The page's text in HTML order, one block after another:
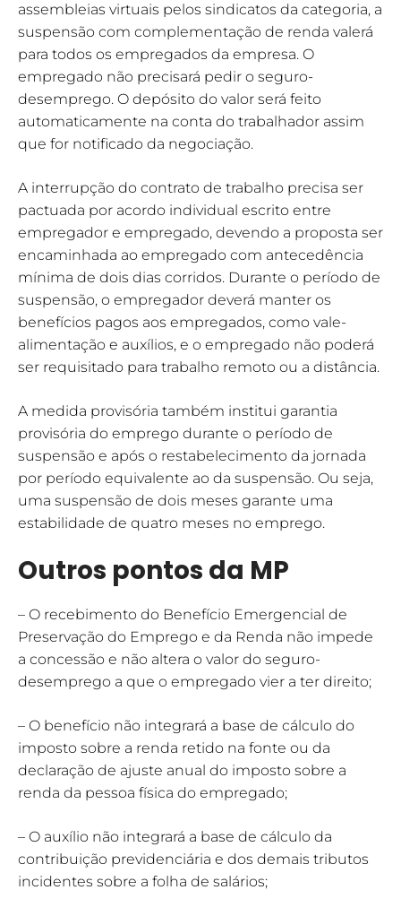
assembleias virtuais pelos sindicatos da categoria, a
suspensão com complementação de renda valerá
para todos os empregados da empresa. O
empregado não precisará pedir o seguro-
desemprego. O depósito do valor será feito
automaticamente na conta do trabalhador assim
que for notificado da negociação.
A interrupção do contrato de trabalho precisa ser
pactuada por acordo individual escrito entre
empregador e empregado, devendo a proposta ser
encaminhada ao empregado com antecedência
mínima de dois dias corridos. Durante o período de
suspensão, o empregador deverá manter os
benefícios pagos aos empregados, como vale-
alimentação e auxílios, e o empregado não poderá
ser requisitado para trabalho remoto ou a distância.
A medida provisória também institui garantia
provisória do emprego durante o período de
suspensão e após o restabelecimento da jornada
por período equivalente ao da suspensão. Ou seja,
uma suspensão de dois meses garante uma
estabilidade de quatro meses no emprego.
Outros pontos da MP
– O recebimento do Benefício Emergencial de
Preservação do Emprego e da Renda não impede
a concessão e não altera o valor do seguro-
desemprego a que o empregado vier a ter direito;
– O benefício não integrará a base de cálculo do
imposto sobre a renda retido na fonte ou da
declaração de ajuste anual do imposto sobre a
renda da pessoa física do empregado;
– O auxílio não integrará a base de cálculo da
contribuição previdenciária e dos demais tributos
incidentes sobre a folha de salários;